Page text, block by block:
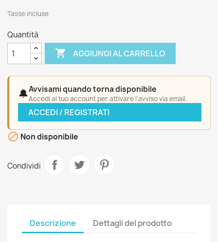
Tasse incluse
Quantità
 AGGIUNGI AL CARRELLO
🔔Avvisami quando torna disponibile
Accedi al tuo account per attivare l'avviso via email.
ACCEDI / REGISTRATI
 Non disponibile
Condividi
Descrizione Dettagli del prodotto